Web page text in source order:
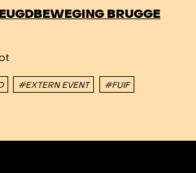
BRUGGE
#EXTERN EVENT #FUIF